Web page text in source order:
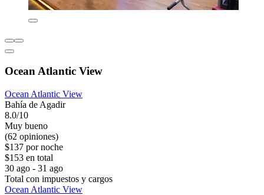
Ocean Atlantic View
Ocean Atlantic View
Bahía de Agadir
8.0/10
Muy bueno
(62 opiniones)
$137 por noche
$153 en total
30 ago - 31 ago
Total con impuestos y cargos
Ocean Atlantic View